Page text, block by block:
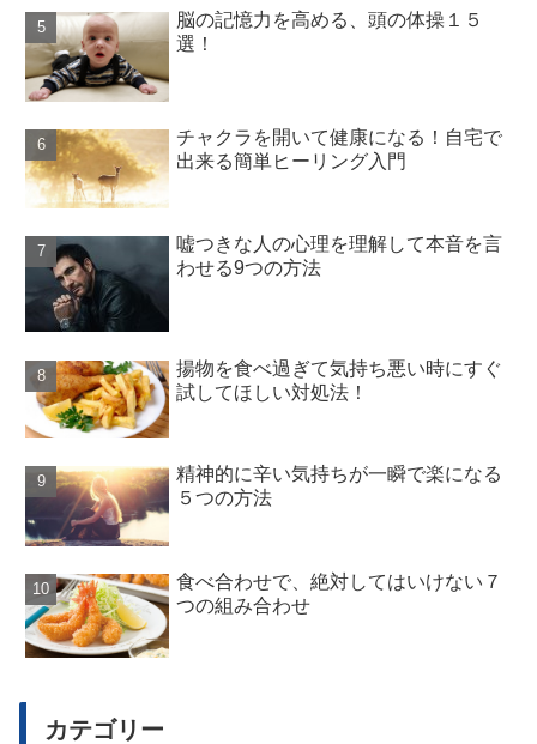
脳の記憶力を高める、頭の体操１５
選！
チャクラを開いて健康になる！自宅で
出来る簡単ヒーリング入門
嘘つきな人の心理を理解して本音を言
わせる9つの方法
揚物を食べ過ぎて気持ち悪い時にすぐ
試してほしい対処法！
精神的に辛い気持ちが一瞬で楽になる
５つの方法
食べ合わせで、絶対してはいけない７
つの組み合わせ
カテゴリー